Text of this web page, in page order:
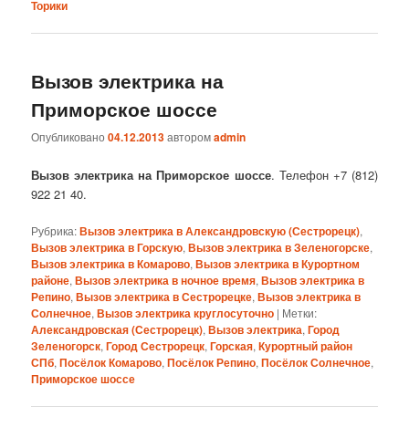
Торики
Вызов электрика на
Приморское шоссе
Опубликовано04.12.2013авторомadmin
Вызов электрика на Приморское шоссе. Телефон +7 (812)
922 21 40.
Рубрика:Вызов электрика в Александровскую (Сестрорецк),
Вызов электрика в Горскую,Вызов электрика в Зеленогорске,
Вызов электрика в Комарово,Вызов электрика в Курортном
районе,Вызов электрика в ночное время,Вызов электрика в
Репино,Вызов электрика в Сестрорецке,Вызов электрика в
Солнечное,Вызов электрика круглосуточно | Метки:
Александровская (Сестрорецк),Вызов электрика,Город
Зеленогорск,Город Сестрорецк,Горская,Курортный район
СПб,Посёлок Комарово,Посёлок Репино,Посёлок Солнечное,
Приморское шоссе